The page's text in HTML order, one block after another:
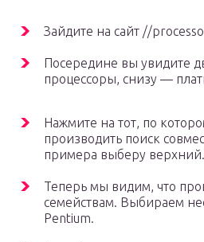
Зайдите на сайт //
Посередине вы увидите
процессоры, снизу —
Нажмите на тот, по
производить поиск
примера выберу верхний.
Теперь мы видим, что
семействам. Выбираем
Pentium.